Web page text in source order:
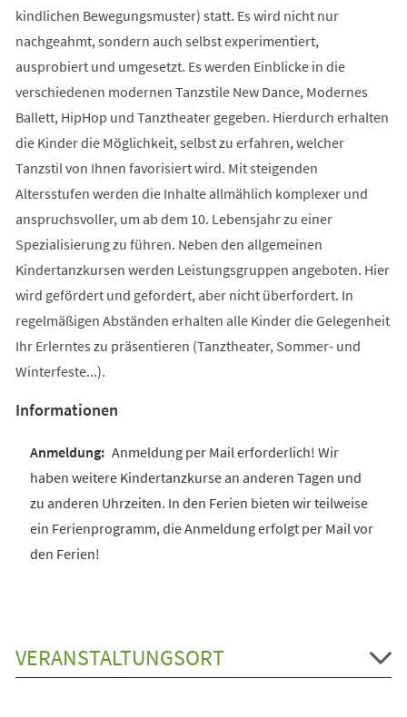
kindlichen Bewegungsmuster) statt. Es wird nicht nur
nachgeahmt, sondern auch selbst experimentiert,
ausprobiert und umgesetzt. Es werden Einblicke in die
verschiedenen modernen Tanzstile New Dance, Modernes
Ballett, HipHop und Tanztheater gegeben. Hierdurch erhalten
die Kinder die Möglichkeit, selbst zu erfahren, welcher
Tanzstil von Ihnen favorisiert wird. Mit steigenden
Altersstufen werden die Inhalte allmählich komplexer und
anspruchsvoller, um ab dem 10. Lebensjahr zu einer
Spezialisierung zu führen. Neben den allgemeinen
Kindertanzkursen werden Leistungsgruppen angeboten. Hier
wird gefördert und gefordert, aber nicht überfordert. In
regelmäßigen Abständen erhalten alle Kinder die Gelegenheit
Ihr Erlerntes zu präsentieren (Tanztheater, Sommer- und
Winterfeste...).
Informationen
Anmeldung per Mail erforderlich! Wir
haben weitere Kindertanzkurse an anderen Tagen und
zu anderen Uhrzeiten. In den Ferien bieten wir teilweise
ein Ferienprogramm, die Anmeldung erfolgt per Mail vor
den Ferien!
VERANSTALTUNGSORT